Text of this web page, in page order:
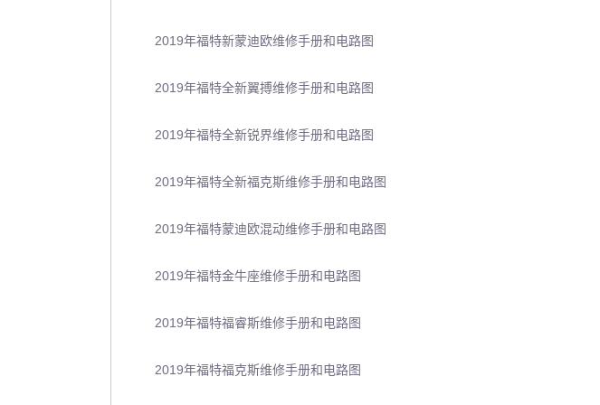
2019年福特新蒙迪欧维修手册和电路图
2019年福特全新翼搏维修手册和电路图
2019年福特全新锐界维修手册和电路图
2019年福特全新福克斯维修手册和电路图
2019年福特蒙迪欧混动维修手册和电路图
2019年福特金牛座维修手册和电路图
2019年福特福睿斯维修手册和电路图
2019年福特福克斯维修手册和电路图